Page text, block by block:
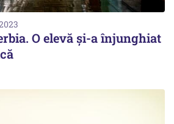
O elevă și-a înjunghiat